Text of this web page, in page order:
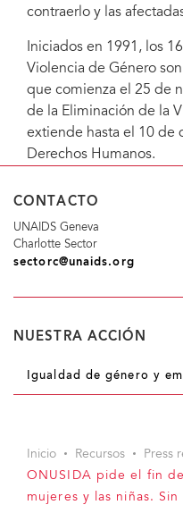
contraerlo y las
Iniciados en 1991, los
Violencia de Género
que comienza el 25 de
de la Eliminación de la
extiende hasta el 10 de
Derechos Humanos.
CONTACTO
UNAIDS Geneva
Charlotte Sector
sectorc@unaids.org
NUESTRA ACCIÓN
Igualdad de género y
Inicio Recursos
Press
ONUSIDA pide el fin
mujeres y las niñas. Sin